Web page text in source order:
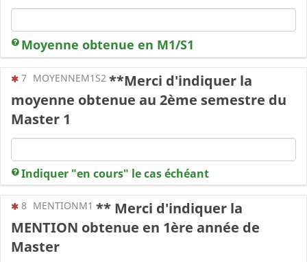
Moyenne obtenue en M1/S1
(Cette question est obligatoire)
7 MOYENNEM1S2 **Merci d'indiquer la
moyenne obtenue au 2ème semestre du
Master 1
Indiquer "en cours" le cas échéant
(Cette question est obligatoire)
8 MENTIONM1 ** Merci d'indiquer la
MENTION obtenue en 1ère année de
Master